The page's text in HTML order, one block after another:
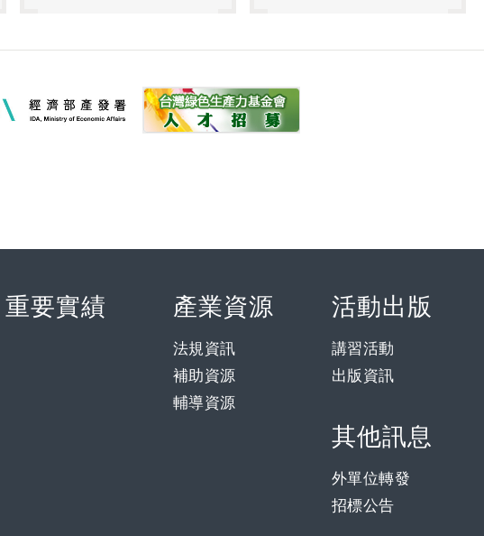
重要實績 產業資源
法規資訊
補助資源
輔導資源
活動出版
講習活動
出版資訊
其他訊息
外單位轉發
招標公告